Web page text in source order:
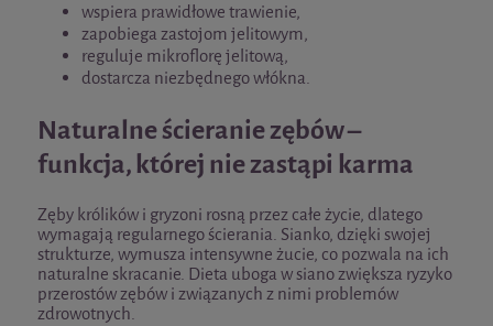
wspiera prawidłowe trawienie,
zapobiega zastojom jelitowym,
reguluje mikroflorę jelitową,
dostarcza niezbędnego włókna.
Naturalne ścieranie zębów –
funkcja, której nie zastąpi karma
Zęby królików i gryzoni rosną przez całe życie, dlatego
wymagają regularnego ścierania. Sianko, dzięki swojej
strukturze, wymusza intensywne żucie, co pozwala na ich
naturalne skracanie. Dieta uboga w siano zwiększa ryzyko
przerostów zębów i związanych z nimi problemów
zdrowotnych.